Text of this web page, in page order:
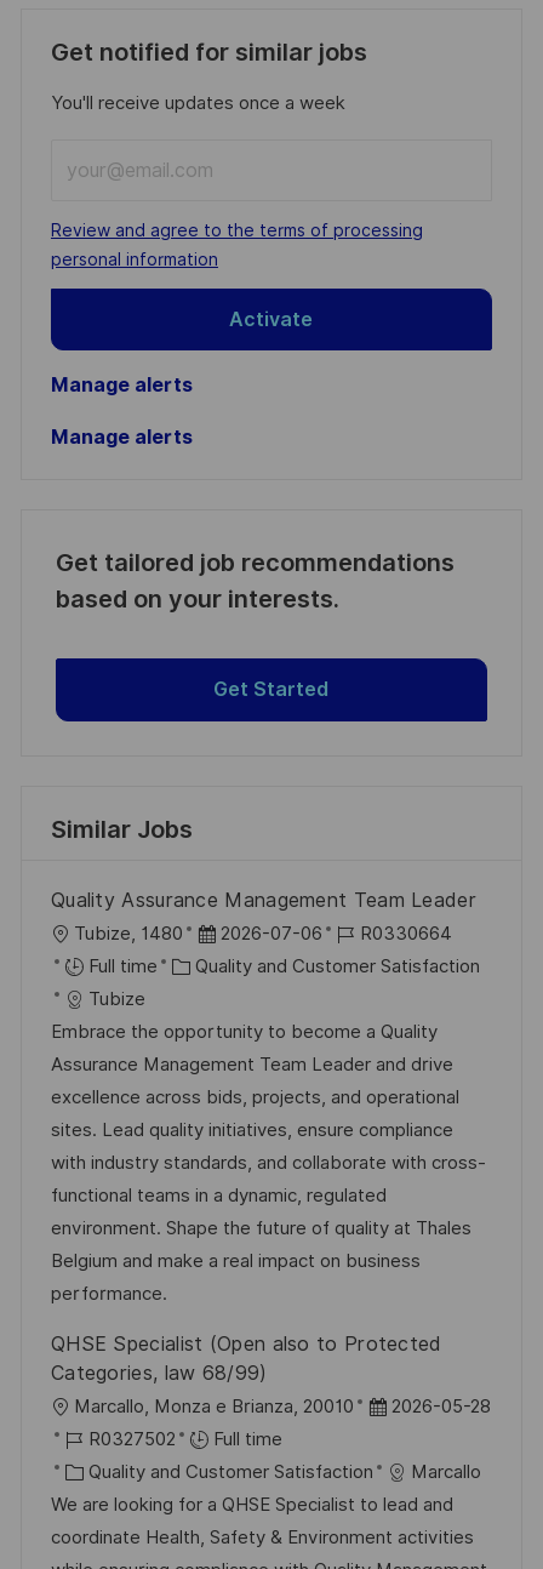
Get notified for similar jobs
You'll receive updates once a week
Email
address
(Required)
Required
Review and agree to the terms of processing
personal information
Activate
Manage alerts
Manage alerts
Get tailored job recommendations
based on your interests.
Get Started
Similar Jobs
Quality Assurance Management Team Leader
L
o
c
a
t
i
o
n
Tubize, 1480
P
o
t
e
d
D
a
t
e
2026-07-06
J
o
I
d
R0330664
Full time
C
t
e
g
o
r
y
Quality and Customer Satisfaction
Tubize
Embrace the opportunity to become a Quality
Assurance Management Team Leader and drive
excellence across bids, projects, and operational
sites. Lead quality initiatives, ensure compliance
with industry standards, and collaborate with cross-
functional teams in a dynamic, regulated
environment. Shape the future of quality at Thales
Belgium and make a real impact on business
performance.
QHSE Specialist (Open also to Protected
Categories, law 68/99)
L
o
c
a
t
Marcallo, Monza e Brianza, 20010
P
s
t
e
2026-05-28
J
o
b
I
R0327502
Full time
C
a
t
Quality and Customer Satisfaction
Marcallo
We are looking for a QHSE Specialist to lead and
coordinate Health, Safety & Environment activities